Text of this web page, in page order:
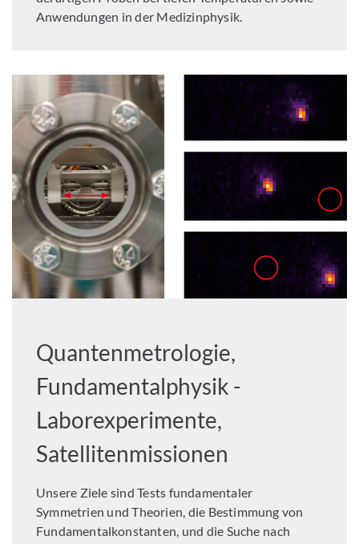
Anwendungen in der Medizinphysik.
Quantenmetrologie,
Fundamentalphysik -
Laborexperimente,
Satellitenmissionen
Unsere Ziele sind Tests fundamentaler
Symmetrien und Theorien, die Bestimmung von
Fundamentalkonstanten, und die Suche nach